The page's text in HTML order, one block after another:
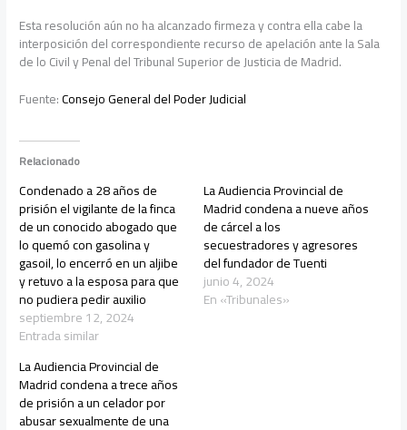
Esta resolución aún no ha alcanzado firmeza y contra ella cabe la
interposición del correspondiente recurso de apelación ante la Sala
de lo Civil y Penal del Tribunal Superior de Justicia de Madrid.
Fuente:Consejo General del Poder Judicial
Relacionado
Condenado a 28 años de
prisión el vigilante de la finca
de un conocido abogado que
lo quemó con gasolina y
gasoil, lo encerró en un aljibe
y retuvo a la esposa para que
no pudiera pedir auxilio
septiembre 12, 2024
Entrada similar
La Audiencia Provincial de
Madrid condena a nueve años
de cárcel a los
secuestradores y agresores
del fundador de Tuenti
junio 4, 2024
En «Tribunales»
La Audiencia Provincial de
Madrid condena a trece años
de prisión a un celador por
abusar sexualmente de una